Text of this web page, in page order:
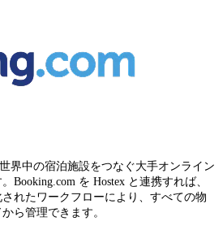
界中の宿泊施設をつなぐ大手オンライン
Booking.com を Hostex と連携すれば、
れたワークフローにより、すべての物
ら管理できます。